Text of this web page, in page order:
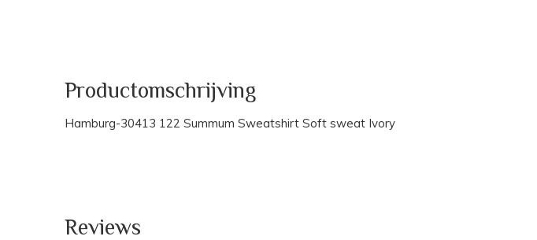
Productomschrijving
Hamburg-30413 122 Summum Sweatshirt Soft sweat Ivory
Reviews